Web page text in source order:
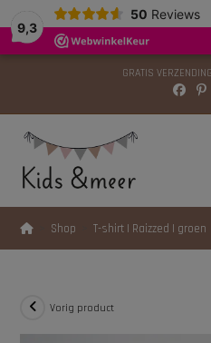
9,3
50 Reviews
GRATIS
Shop T-shirt | Raizzed | groen
Vorig product